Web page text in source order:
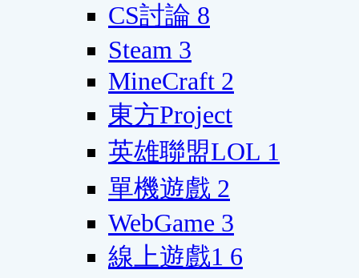
CS討論 8
Steam 3
MineCraft 2
東方Project
英雄聯盟LOL 1
單機遊戲 2
WebGame 3
線上遊戲1 6